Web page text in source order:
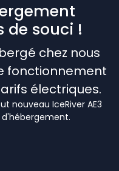
de souci !
chez nous
fonctionnement
électriques.
nouveau IceRiver AE3